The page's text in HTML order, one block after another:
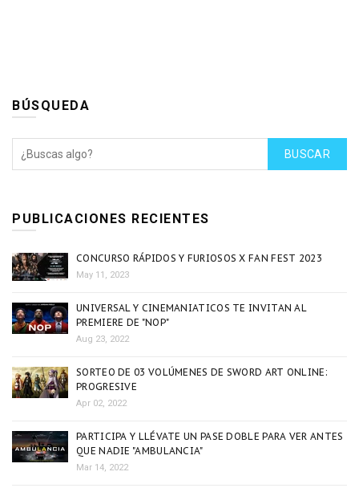
BÚSQUEDA
BUSCAR
PUBLICACIONES RECIENTES
CONCURSO RÁPIDOS Y FURIOSOS X FAN FEST 2023
May 11, 2023
UNIVERSAL Y CINEMANIATICOS TE INVITAN AL
PREMIERE DE "NOP"
Aug 23, 2022
SORTEO DE 03 VOLÚMENES DE SWORD ART ONLINE:
PROGRESIVE
Apr 02, 2022
PARTICIPA Y LLÉVATE UN PASE DOBLE PARA VER ANTES
QUE NADIE "AMBULANCIA"
Mar 14, 2022